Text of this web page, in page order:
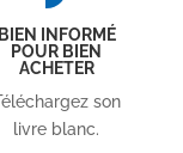
BIEN INFORMÉ
POUR BIEN
ACHETER
son
livre blanc.